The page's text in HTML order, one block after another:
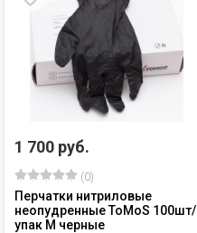
1 700 руб.
(0)
Перчатки нитриловые
неопудренные ToMoS 100шт/
упак M черные